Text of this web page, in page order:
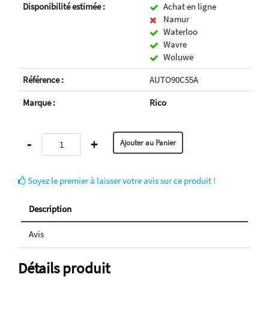
Disponibilité estimée :
Achat en ligne
Namur
Waterloo
Wavre
Woluwe
Référence :
AUTO90C55A
Marque :
Rico
- +
Soyez le premier à laisser votre avis sur ce produit !
Description
Avis
Détails produit